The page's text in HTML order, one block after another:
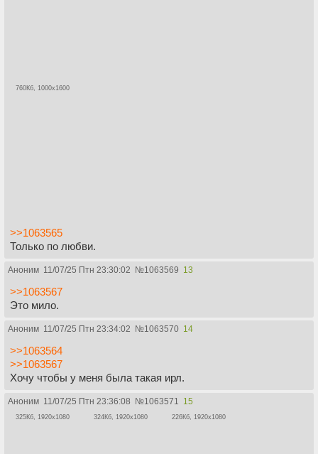
760Кб, 1000x1600
>>1063565
Только по любви.
Аноним 11/07/25 Птн 23:30:02 №1063569 13
>>1063567
Это мило.
Аноним 11/07/25 Птн 23:34:02 №1063570 14
>>1063564
>>1063567
Хочу чтобы у меня была такая ирл.
Аноним 11/07/25 Птн 23:36:08 №1063571 15
325Кб, 1920x1080 324Кб, 1920x1080 226Кб, 1920x1080